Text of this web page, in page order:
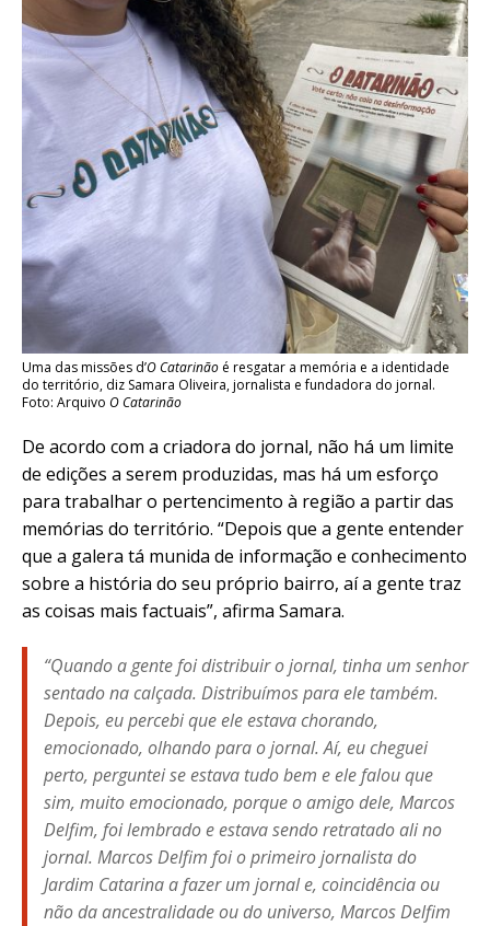
Uma das missões d’O Catarinão é resgatar a memória e a identidade
do território, diz Samara Oliveira, jornalista e fundadora do jornal.
Foto: Arquivo O Catarinão
De acordo com a criadora do jornal, não há um limite
de edições a serem produzidas, mas há um esforço
para trabalhar o pertencimento à região a partir das
memórias do território. “Depois que a gente entender
que a galera tá munida de informação e conhecimento
sobre a história do seu próprio bairro, aí a gente traz
as coisas mais factuais”, afirma Samara.
“Quando a gente foi distribuir o jornal, tinha um senhor
sentado na calçada. Distribuímos para ele também.
Depois, eu percebi que ele estava chorando,
emocionado, olhando para o jornal. Aí, eu cheguei
perto, perguntei se estava tudo bem e ele falou que
sim, muito emocionado, porque o amigo dele, Marcos
Delfim, foi lembrado e estava sendo retratado ali no
jornal. Marcos Delfim foi o primeiro jornalista do
Jardim Catarina a fazer um jornal e, coincidência ou
não da ancestralidade ou do universo, Marcos Delfim